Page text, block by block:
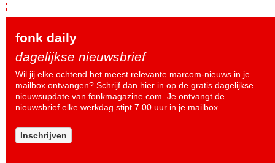
fonk daily
dagelijkse nieuwsbrief
Wil jij elke ochtend het meest relevante marcom-nieuws in je
mailbox ontvangen? Schrijf dan hier in op de gratis dagelijkse
nieuwsupdate van fonkmagazine.com. Je ontvangt de
nieuwsbrief elke werkdag stipt 7.00 uur in je mailbox.
Inschrijven